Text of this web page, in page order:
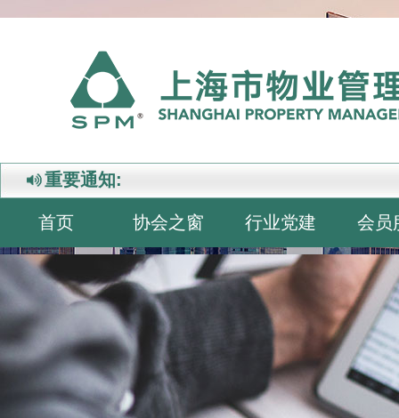
重要通知:
首页 协会之窗 行业党建 会员